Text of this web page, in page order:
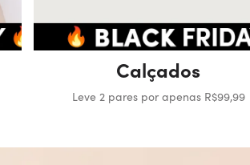
Calçados
Leve 2 pares por apenas R$99,99